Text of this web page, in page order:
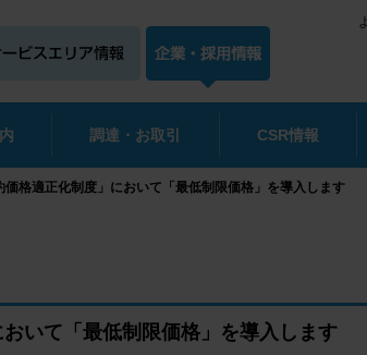
調達・お取引 CSR情報
価格適正化制度」において「最低制限価格」を導入します
おいて「最低制限価格」を導入します